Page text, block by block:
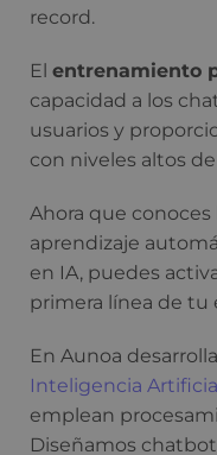
record.
El entrenamiento
capacidad a los
usuarios y
con niveles altos
Ahora que
aprendizaje
en IA, puedes
primera línea de tu
En Aunoa
Inteligencia
emplean
Diseñamos